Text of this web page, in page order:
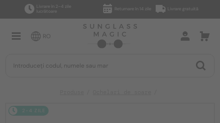
Livrare în 2–4 zile
lucrătoare
Returnare în 14 zile Livrare gratuită
RO
2-4 ZILE